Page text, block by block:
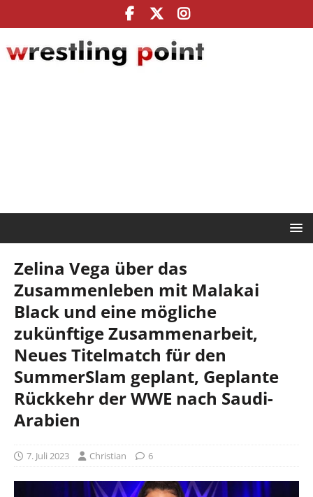
Zelina Vega über das
Zusammenleben mit Malakai
Black und eine mögliche
zukünftige Zusammenarbeit,
Neues Titelmatch für den
SummerSlam geplant, Geplante
Rückkehr der WWE nach Saudi-
Arabien
7. Juli 2023 Christian 6